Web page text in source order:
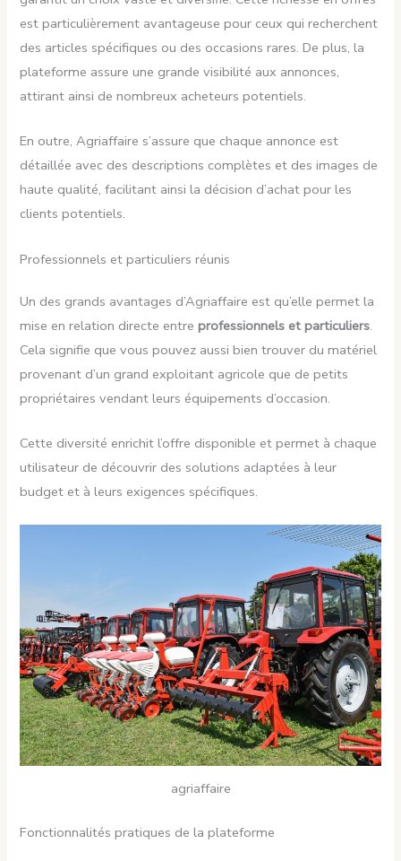
est particulièrement avantageuse pour ceux qui recherchent
des articles spécifiques ou des occasions rares. De plus, la
plateforme assure une grande visibilité aux annonces,
attirant ainsi de nombreux acheteurs potentiels.
En outre, Agriaffaire s’assure que chaque annonce est
détaillée avec des descriptions complètes et des images de
haute qualité, facilitant ainsi la décision d’achat pour les
clients potentiels.
Professionnels et particuliers réunis
Un des grands avantages d’Agriaffaire est qu’elle permet la
mise en relation directe entreprofessionnels et particuliers.
Cela signifie que vous pouvez aussi bien trouver du matériel
provenant d’un grand exploitant agricole que de petits
propriétaires vendant leurs équipements d’occasion.
Cette diversité enrichit l’offre disponible et permet à chaque
utilisateur de découvrir des solutions adaptées à leur
budget et à leurs exigences spécifiques.
agriaffaire
Fonctionnalités pratiques de la plateforme